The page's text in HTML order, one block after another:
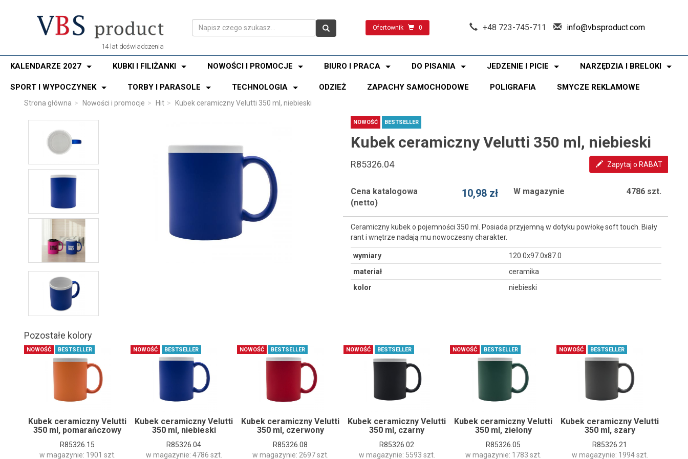
14 lat doświadczenia
Ofertownik 0 +48 723-745-711 info@vbsproduct.com
KALENDARZE 2027 KUBKI I FILIŻANKI NOWOŚCI I PROMOCJE BIURO I PRACA DO PISANIA JEDZENIE I PICIE NARZĘDZIA I BRELOKI
SPORT I WYPOCZYNEK TORBY I PARASOLE TECHNOLOGIA ODZIEŻ ZAPACHY SAMOCHODOWE POLIGRAFIA SMYCZE REKLAMOWE
Strona główna Nowości i promocje Hit Kubek ceramiczny Velutti 350 ml, niebieski
NOWOŚĆ BESTSELLER
Kubek ceramiczny Velutti 350 ml, niebieski
R85326.04 Zapytaj o RABAT
Cena katalogowa
(netto)
10,98 zł W magazynie 4786 szt.
Ceramiczny kubek o pojemności 350 ml. Posiada przyjemną w dotyku powłokę soft touch. Biały
rant i wnętrze nadają mu nowoczesny charakter.
wymiary
120.0x97.0x87.0
materiał
ceramika
kolor
niebieski
Pozostałe kolory
NOWOŚĆ BESTSELLER
Kubek ceramiczny Velutti
350 ml, pomarańczowy
R85326.15
w magazynie: 1901 szt.
NOWOŚĆ BESTSELLER
Kubek ceramiczny Velutti
350 ml, niebieski
R85326.04
w magazynie: 4786 szt.
NOWOŚĆ BESTSELLER
Kubek ceramiczny Velutti
350 ml, czerwony
R85326.08
w magazynie: 2697 szt.
NOWOŚĆ BESTSELLER
Kubek ceramiczny Velutti
350 ml, czarny
R85326.02
w magazynie: 5593 szt.
NOWOŚĆ BESTSELLER
Kubek ceramiczny Velutti
350 ml, zielony
R85326.05
w magazynie: 1783 szt.
NOWOŚĆ BESTSELLER
Kubek ceramiczny Velutti
350 ml, szary
R85326.21
w magazynie: 1994 szt.